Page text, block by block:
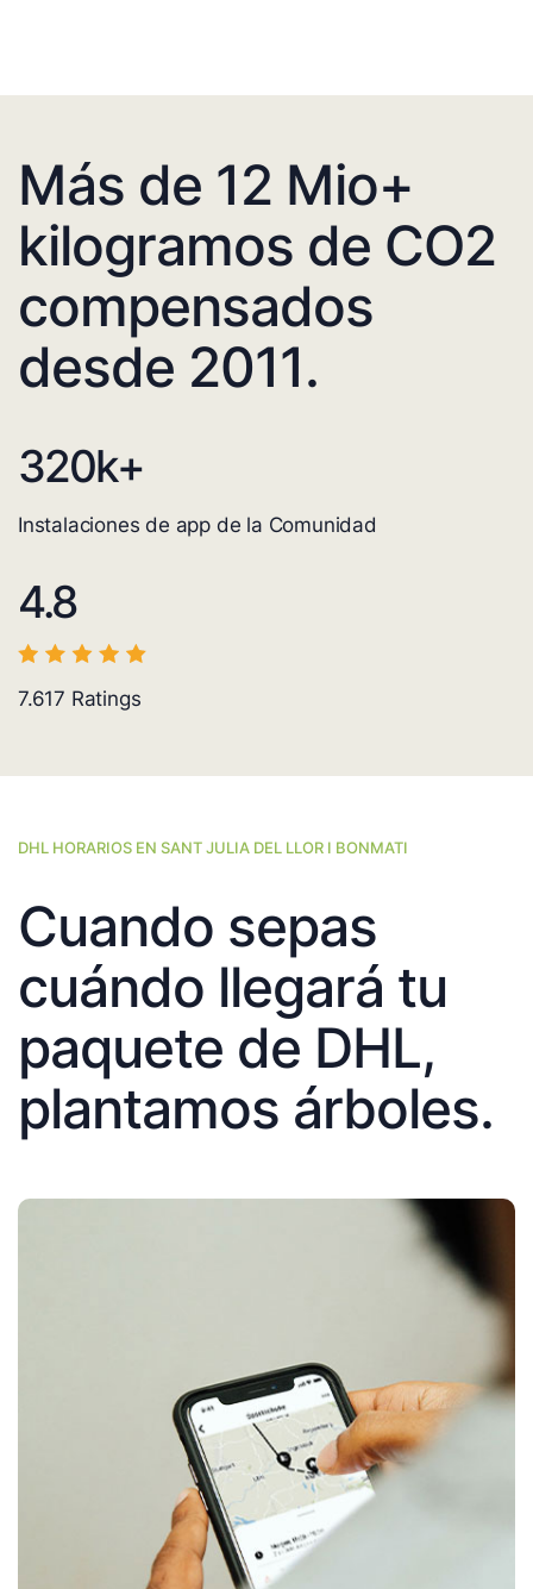
Más de 12 Mio+
kilogramos de CO2
compensados
desde 2011.
320k+
Instalaciones de app de la Comunidad
4.8
7.617 Ratings
DHL HORARIOS EN SANT JULIA DEL LLOR I BONMATI
Cuando sepas
cuándo llegará tu
paquete de DHL,
plantamos árboles.